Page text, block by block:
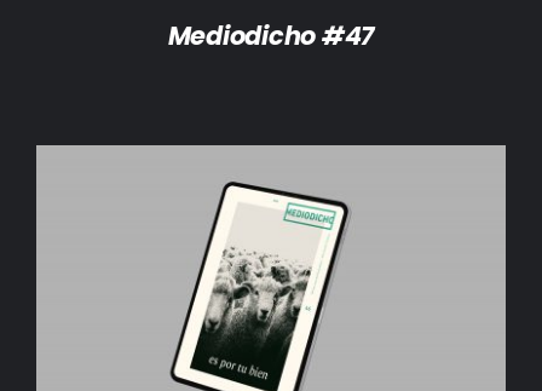
Mediodicho #47
AÑADIR AL CARRITO /